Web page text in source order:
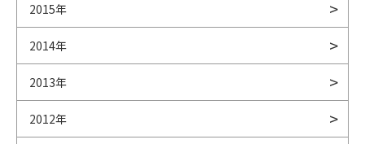
2015年
2014年
2013年
2012年